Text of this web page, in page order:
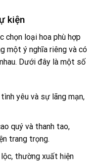
kiện
chọn loại hoa phù hợp
một ý nghĩa riêng và có
Dưới đây là một số
yêu và sự lãng mạn,
quý và thanh tao,
trang trọng.
thường xuất hiện